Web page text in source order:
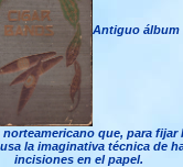
Antiguo álbum
que, para fijar
la imaginativa técnica de
incisiones en el papel.